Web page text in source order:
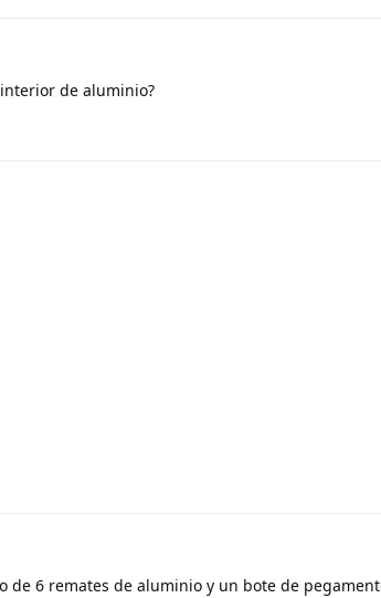
de aluminio?
de 6 remates de aluminio y un bote de